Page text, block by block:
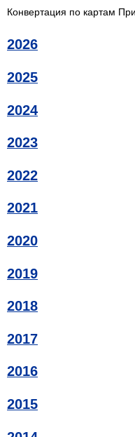
Конвертация по картам
2026
2025
2024
2023
2022
2021
2020
2019
2018
2017
2016
2015